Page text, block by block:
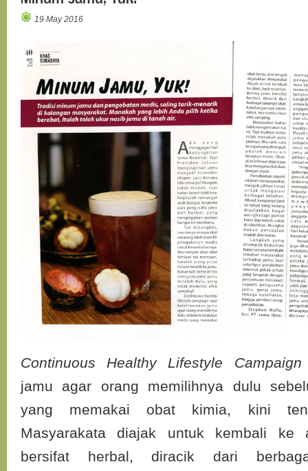
19 May 2016
Continuous Healthy Lifestyle Campaign
jamu agar orang memilihnya dulu
yang memakai obat kimia, kini
Masyarakata diajak untuk kembali ke
bersifat herbal, diracik dari